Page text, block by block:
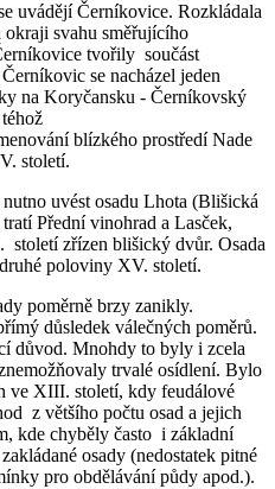
uvádějí Černíkovice. Rozkládala
okraji svahu směřujícího
tvořily součást
se nacházel jeden
na Koryčansku - Černíkovský
blízkého prostředí Nade
století.
uvést osadu Lhota (Blišická
Přední vinohrad a Lasček,
století zřízen blišický dvůr. Osada
poloviny XV. století.
poměrně brzy zanikly.
důsledek válečných poměrů.
důvod. Mnohdy to byly i zcela
trvalé osídlení. Bylo
ve XIII. století, kdy feudálové
z většího počtu osad a jejich
kde chyběly často i základní
osady (nedostatek pitné
pro obdělávání půdy apod.).